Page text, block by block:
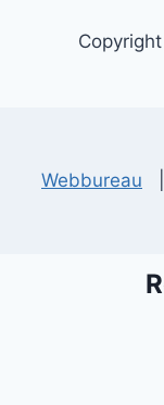
Webbureau |